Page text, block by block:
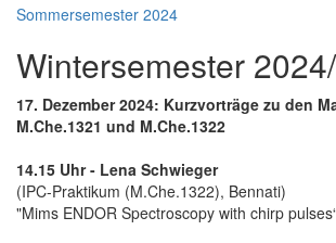
Sommersemester 2024
Wintersemester
17. Dezember 2024: Kurzvorträge zu den
M.Che.1321 und M.Che.1322
14.15 Uhr - Lena Schwieger
(IPC-Praktikum (M.Che.1322), Bennati)
"Mims ENDOR Spectroscopy with chirp